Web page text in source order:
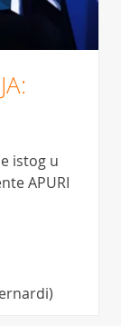
istog u
APURI